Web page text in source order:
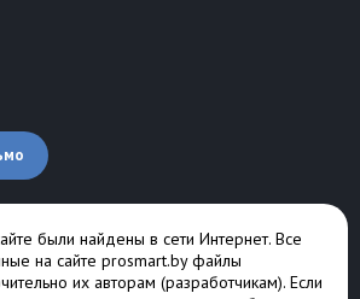
были найдены в сети Интернет. Все
на сайте prosmart.by файлы
их авторам (разработчикам). Если